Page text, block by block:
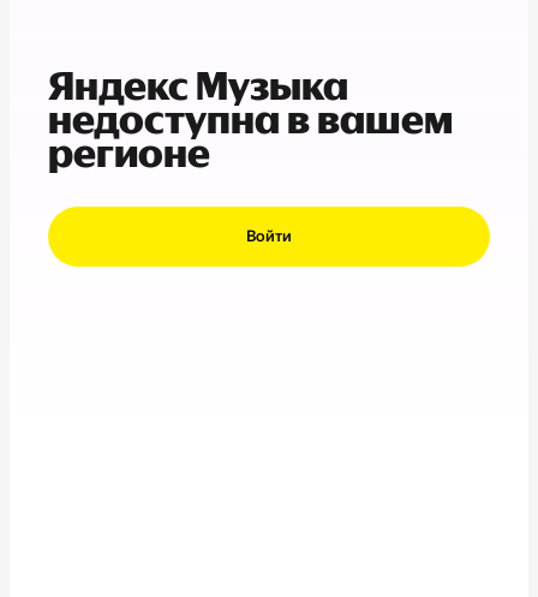
Яндекс Музыка
недоступна в вашем
регионе
Войти